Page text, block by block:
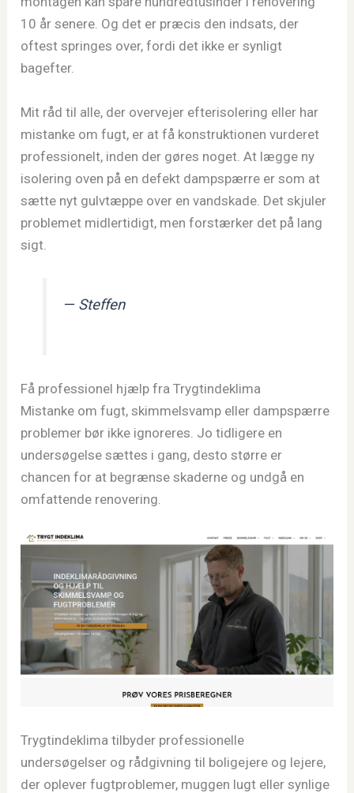
10 år senere. Og det er præcis den indsats, der
oftest springes over, fordi det ikke er synligt
bagefter.
Mit råd til alle, der overvejer efterisolering eller har
mistanke om fugt, er at få konstruktionen vurderet
professionelt, inden der gøres noget. At lægge ny
isolering oven på en defekt dampspærre er som at
sætte nyt gulvtæppe over en vandskade. Det skjuler
problemet midlertidigt, men forstærker det på lang
sigt.
— Steffen
Få professionel hjælp fra Trygtindeklima
Mistanke om fugt, skimmelsvamp eller dampspærre
problemer bør ikke ignoreres. Jo tidligere en
undersøgelse sættes i gang, desto større er
chancen for at begrænse skaderne og undgå en
omfattende renovering.
Trygtindeklima tilbyder professionelle
undersøgelser og rådgivning til boligejere og lejere,
der oplever fugtproblemer, muggen lugt eller synlige